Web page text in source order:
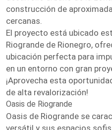
construcción de
cercanas.
El proyecto está ubicado
Riogrande de Rionegro,
ubicación perfecta para
en un entorno con gran
¡Aprovecha esta
de alta revalorización!
Oasis de Riogrande
Oasis de Riogrande se
versátil y sus espacios